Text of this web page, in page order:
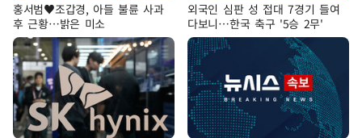
홍서범♥조갑경, 아들 불륜 사과
후 근황…밝은 미소
외국인 심판 성 접대 7경기 들여
다보니…한국 축구 '5승 2무'